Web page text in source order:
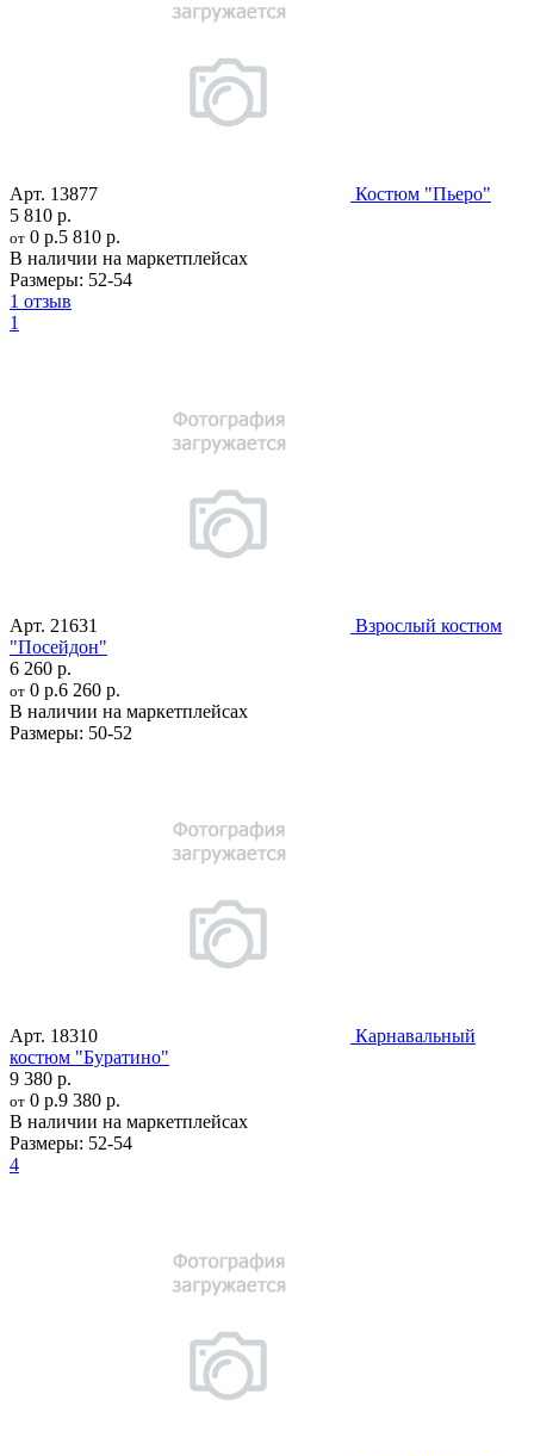
Арт. 13877
Костюм "Пьеро"
5 810 р.
от 0 р.5 810 р.
В наличии на маркетплейсах
Размеры: 52-54
1 отзыв
1
Арт. 21631
Взрослый костюм
"Посейдон"
6 260 р.
от 0 р.6 260 р.
В наличии на маркетплейсах
Размеры: 50-52
Арт. 18310
Карнавальный
костюм "Буратино"
9 380 р.
от 0 р.9 380 р.
В наличии на маркетплейсах
Размеры: 52-54
4